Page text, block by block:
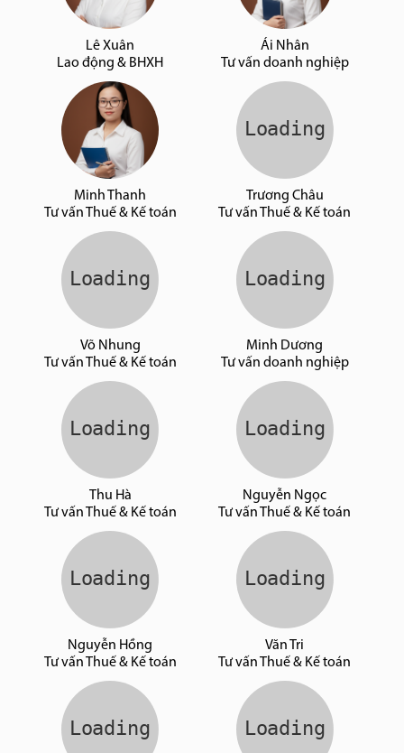
Lê Xuân
Lao động & BHXH
Ái Nhân
Tư vấn doanh nghiệp
Minh Thanh
Tư vấn Thuế & Kế toán
Trương Châu
Tư vấn Thuế & Kế toán
Võ Nhung
Tư vấn Thuế & Kế toán
Minh Dương
Tư vấn doanh nghiệp
Thu Hà
Tư vấn Thuế & Kế toán
Nguyễn Ngọc
Tư vấn Thuế & Kế toán
Nguyễn Hồng
Tư vấn Thuế & Kế toán
Văn Tri
Tư vấn Thuế & Kế toán